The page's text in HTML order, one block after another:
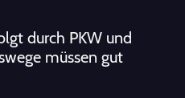
durch PKW und
müssen gut